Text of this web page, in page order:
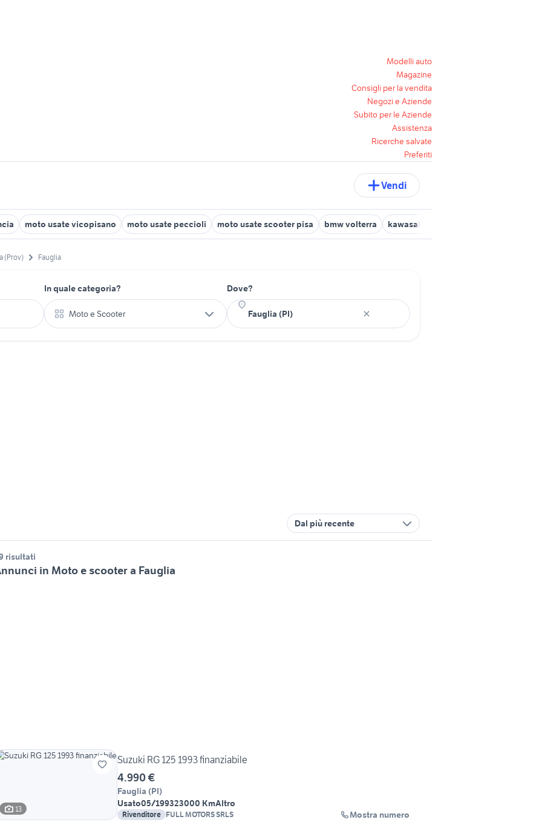
Modelli auto
Magazine
Consigli per la vendita
Negozi e Aziende
Subito per le Aziende
Assistenza
Ricerche salvate
Preferiti
Vendi
moto usate vicopisano moto usate peccioli moto usate scooter pisa bmw volterra kawasaki pisa e provincia
(Prov) Fauglia
In quale categoria?
Moto e Scooter
Dove?
Dal più recente
risultati
in Moto e scooter a Fauglia
13
Suzuki RG 125 1993 finanziabile
4.990 €
Fauglia (PI)
Usato05/199323000 KmAltro
Rivenditore FULL MOTORS SRLS Mostra numero